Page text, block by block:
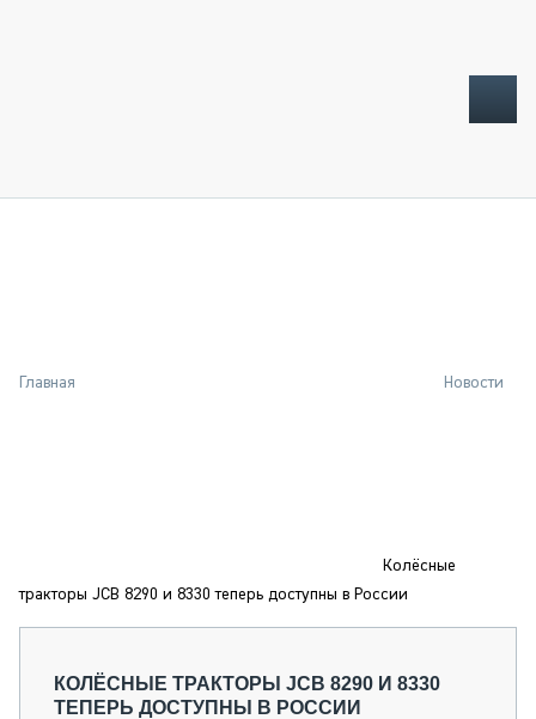
СПЕЦПРОЕКТЫ
О ПРОЕКТЕ
Главная Новости
Колёсные
тракторы JCB 8290 и 8330 теперь доступны в России
КОЛЁСНЫЕ ТРАКТОРЫ JCB 8290 И 8330
ТЕПЕРЬ ДОСТУПНЫ В РОССИИ